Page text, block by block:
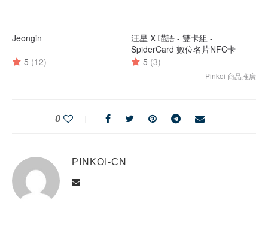
0
PINKOI-CN